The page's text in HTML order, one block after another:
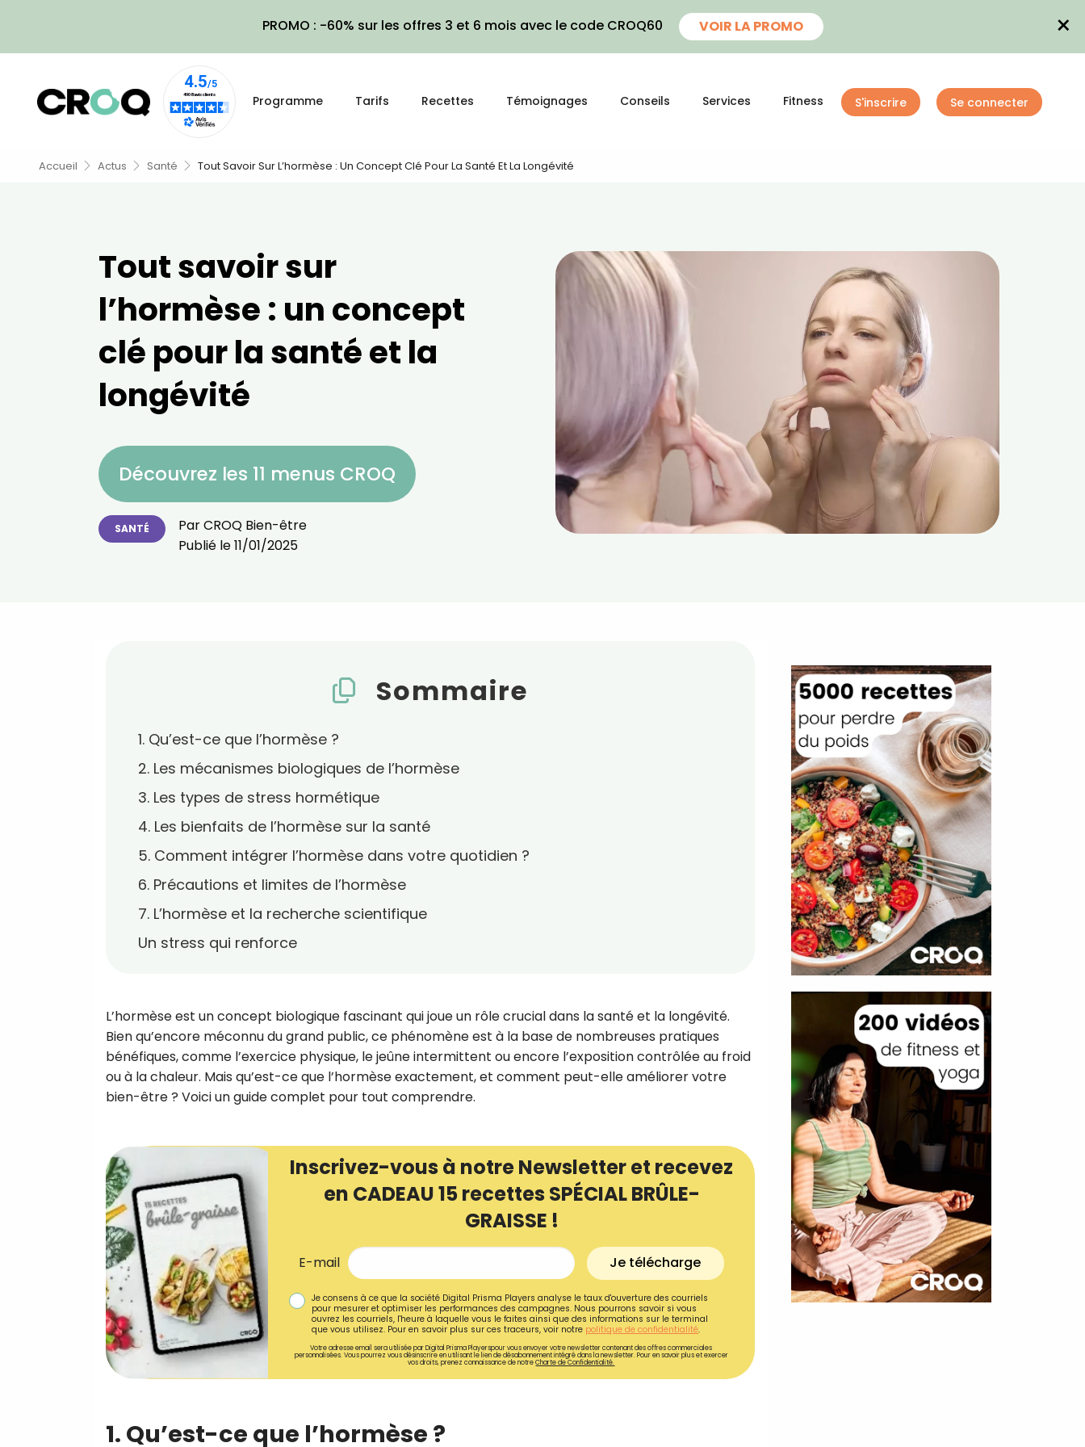
PROMO : -60% sur les offres 3 et 6 mois avec le code CROQ60 VOIR LA PROMO ×
Programme Tarifs Recettes Témoignages Conseils Services Fitness S'inscrire Se connecter
Accueil Actus Santé Tout Savoir Sur L’hormèse : Un Concept Clé Pour La Santé Et La Longévité
Tout savoir sur
l’hormèse : un concept
clé pour la santé et la
longévité
Découvrez les 11 menus CROQ
SANTÉ ParCROQ Bien-être
Publié le11/01/2025
Sommaire
1. Qu’est-ce que l’hormèse ?
2. Les mécanismes biologiques de l’hormèse
3. Les types de stress hormétique
4. Les bienfaits de l’hormèse sur la santé
5. Comment intégrer l’hormèse dans votre quotidien ?
6. Précautions et limites de l’hormèse
7. L’hormèse et la recherche scientifique
Un stress qui renforce
L’hormèse est un concept biologique fascinant qui joue un rôle crucial dans la santé et la longévité.
Bien qu’encore méconnu du grand public, ce phénomène est à la base de nombreuses pratiques
bénéfiques, comme l’exercice physique, le jeûne intermittent ou encore l’exposition contrôlée au froid
ou à la chaleur. Mais qu’est-ce que l’hormèse exactement, et comment peut-elle améliorer votre
bien-être ? Voici un guide complet pour tout comprendre.
Inscrivez-vous à notre Newsletter et recevez
en CADEAU 15 recettes SPÉCIAL BRÛLE-
GRAISSE !
E-mail Je télécharge
Je consens à ce que la société Digital Prisma Players analyse le taux d'ouverture des courriels
pour mesurer et optimiser les performances des campagnes. Nous pourrons savoir si vous
ouvrez les courriels, l'heure à laquelle vous le faites ainsi que des informations sur le terminal
que vous utilisez. Pour en savoir plus sur ces traceurs, voir notre politique de confidentialité.
Votre adresse email sera utilisée par Digital Prisma Playerspour vous envoyer votre newsletter contenant des offres commerciales
personnalisées. Vous pourrez vous désinscrire en utilisant le lien de désabonnement intégré dans la newsletter. Pour en savoir plus et exercer
vos droits, prenez connaissance de notreCharte de Confidentialité.
1. Qu’est-ce que l’hormèse ?
Recevez gratuitement 180
recettes inédites de CROQ